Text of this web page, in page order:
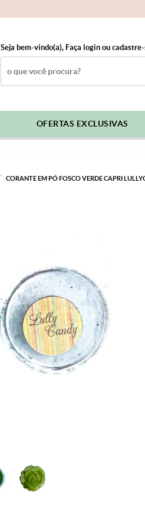
Seja bem-vindo(a), Faça login ou
OFERTAS EXCLUSIVAS
CORANTE EM PÓ FOSCO VERDE CAPRI